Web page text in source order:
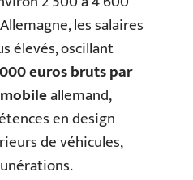
les salaires
élevés, oscillant
euros bruts par
allemand,
en design
de véhicules,